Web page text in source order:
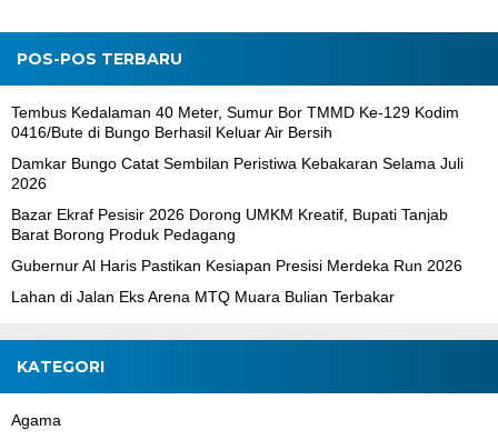
POS-POS TERBARU
Tembus Kedalaman 40 Meter, Sumur Bor TMMD Ke-129 Kodim
0416/Bute di Bungo Berhasil Keluar Air Bersih
Damkar Bungo Catat Sembilan Peristiwa Kebakaran Selama Juli
2026
Bazar Ekraf Pesisir 2026 Dorong UMKM Kreatif, Bupati Tanjab
Barat Borong Produk Pedagang
Gubernur Al Haris Pastikan Kesiapan Presisi Merdeka Run 2026
Lahan di Jalan Eks Arena MTQ Muara Bulian Terbakar
KATEGORI
Agama